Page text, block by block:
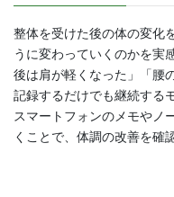
整体を受けた後の体の変化
うに変わっていくのかを実
後は肩が軽くなった」「腰
記録するだけでも継続する
スマートフォンのメモやノ
くことで、体調の改善を確